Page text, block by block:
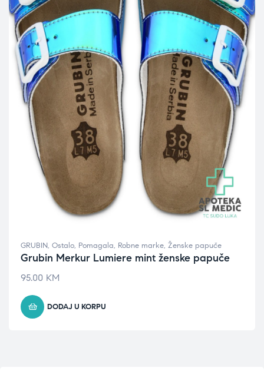
GRUBIN, Ostalo, Pomagala, Robne marke, Ženske papuče
Grubin Merkur Lumiere mint ženske papuče
95.00 KM
DODAJ U KORPU